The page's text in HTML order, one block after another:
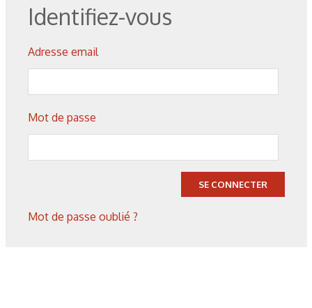
Les derniers articles sur ce
thème
Identifiez-vous
Adresse email
Mot de passe
SE CONNECTER
Mot de passe oublié ?